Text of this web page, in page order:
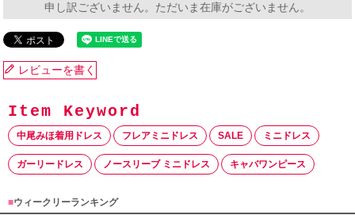
申し訳ございません。ただいま在庫がございません。
レビューを書く
中尾みほ着用ドレス フレアミニドレス SALE ミニドレス
ガーリードレス ノースリーブ ミニドレス キャバワンピース
■ウィークリーランキング